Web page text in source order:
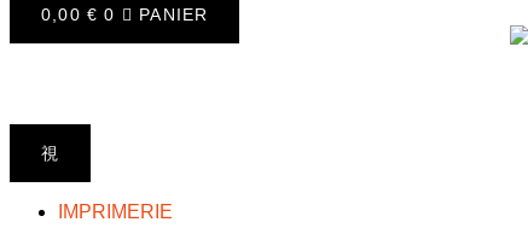
0,00 € 0 PANIER
IMPRIMERIE